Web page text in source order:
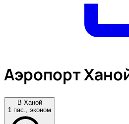
Аэропорт
В Ханой
1 пас., эконом